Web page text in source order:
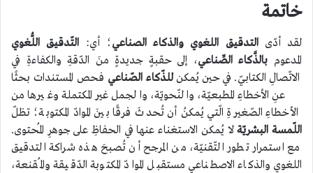
خاتمة
لقد أدّىالتدقيق اللغوي والذكاء الصناعي ؛ أي: التّدقيق اللُّغوي
المدعوم بالذَّكاء الصِّناعي، إلى حقبةٍ جديدةٍ منَ الدّقةِ والكفاءةِ في
الاتّصالِ الكتابيّ. في حين يُمكنللذّكاء الصّناعي فحص المستندات بحثًا
عنِ الأخطاءِ المطبعيّة، والنّحويّة، والجمل غير المكتملة وغيرها من
الأخطاءِ الصّغيرةِ الّتي يُمكنُ أن تُحدثَ فرقًا بينَ الموادّ المكتوبة؛ تظلّ
اللّمسة البشريّةلا يُمكن الاستغناء عنها في الحفاظِ على جوهرِ المُحتوى.
مع استمرار تطور التّقنيّة، من المرجح أن تُصبحَ هذه شراكة التدقيق
اللغوي والذكاء الاصطناعي مستقبل الموادّ المكتوبة الدّقيقة والمُقنعة،